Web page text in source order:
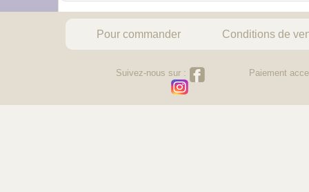
Pour commander Conditions de
Suivez-nous sur : Paiement